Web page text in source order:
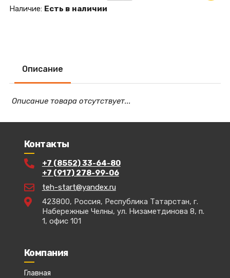
Наличие: Есть в наличии
Описание
Описание товара отсутствует...
Контакты
+7 (8552) 33-64-80
+7 (917) 278-99-06
teh-start@yandex.ru
423800, Россия, Республика Татарстан, г.
Набережные Челны, ул. Низаметдинова 8, п.
1, офис 101
Компания
Главная